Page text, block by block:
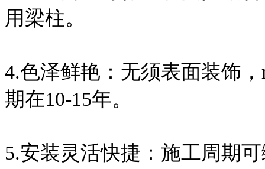
用梁柱。
4.色泽鲜艳：无须表面装饰
期在10-15年。
5.安装灵活快捷：施工周期